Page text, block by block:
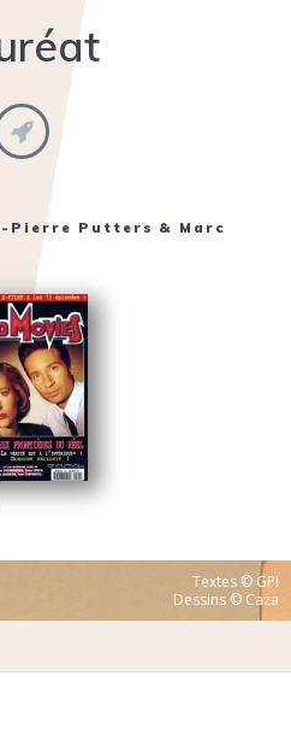
Pierre Putters & Marc
Textes © GPI
Dessins © Caza